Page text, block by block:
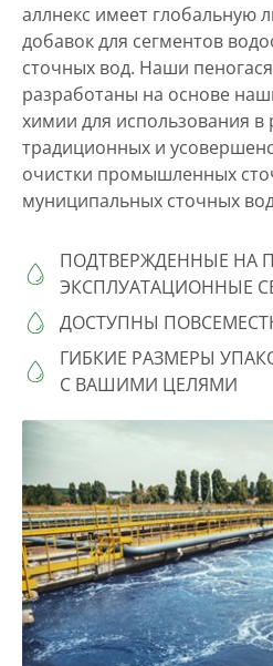
аллнекс имеет глобальную
добавок для сегментов
сточных вод. Наши
разработаны на основе
химии для использования в
традиционных и
очистки промышленных
муниципальных сточных
ПОДТВЕРЖДЕННЫЕ НА
ЭКСПЛУАТАЦИОННЫЕ
ДОСТУПНЫ
ГИБКИЕ РАЗМЕРЫ
С ВАШИМИ ЦЕЛЯМИ